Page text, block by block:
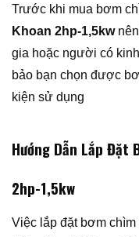
Trước khi mua bơm
Khoan 2hp-1,5kwnên
gia hoặc người có
bảo bạn chọn được
kiện sử dụng
Hướng Dẫn Lắp Đặt
2hp-1,5kw
Việc lắp đặt bơm